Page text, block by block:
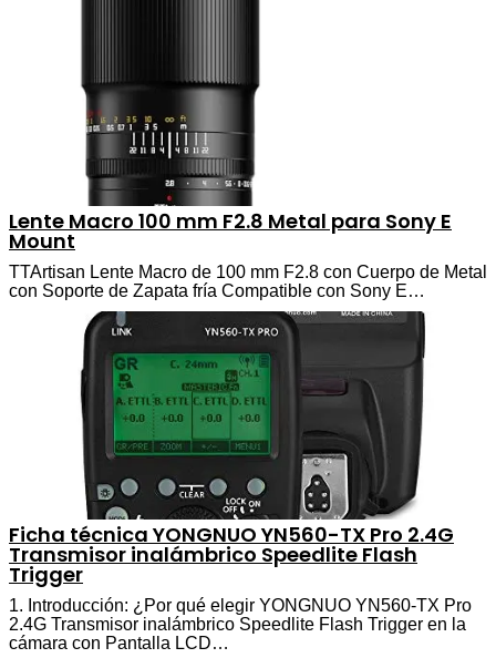
Lente Macro 100 mm F2.8 Metal para Sony E
Mount
TTArtisan Lente Macro de 100 mm F2.8 con Cuerpo de Metal
con Soporte de Zapata fría Compatible con Sony E…
Ficha técnica YONGNUO YN560-TX Pro 2.4G
Transmisor inalámbrico Speedlite Flash
Trigger
1. Introducción: ¿Por qué elegir YONGNUO YN560-TX Pro
2.4G Transmisor inalámbrico Speedlite Flash Trigger en la
cámara con Pantalla LCD…